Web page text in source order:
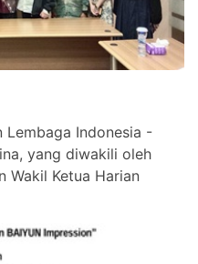
Lembaga Indonesia -
yang diwakili oleh
Wakil Ketua Harian